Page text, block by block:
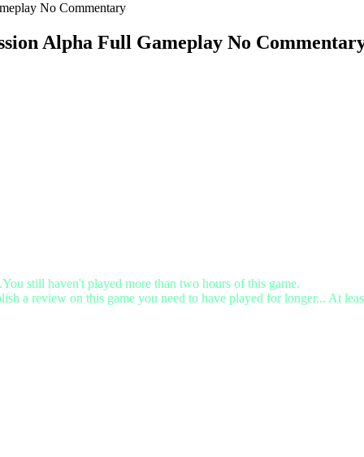
No Commentary
Alpha Full Gameplay No
still haven't played more than two hours of this game.
a review on this game you need to have played for longer... At